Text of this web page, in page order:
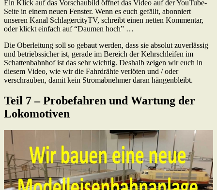
Ein Klick auf das Vorschaubild öffnet das Video auf der YouTube-
Seite in einem neuen Fenster. Wenn es euch gefällt, abonniert
unseren Kanal SchlagercityTV, schreibt einen netten Kommentar,
oder klickt einfach auf “Daumen hoch” …
Die Oberleitung soll so gebaut werden, dass sie absolut zuverlässig
und betriebssicher ist, gerade im Bereich der Kehrschleifen im
Schattenbahnhof ist das sehr wichtig. Deshalb zeigen wir euch in
diesem Video, wie wir die Fahrdrähte verlöten und / oder
verschrauben, damit kein Stromabnehmer daran hängenbleibt.
Teil 7 – Probefahren und Wartung der
Lokomotiven